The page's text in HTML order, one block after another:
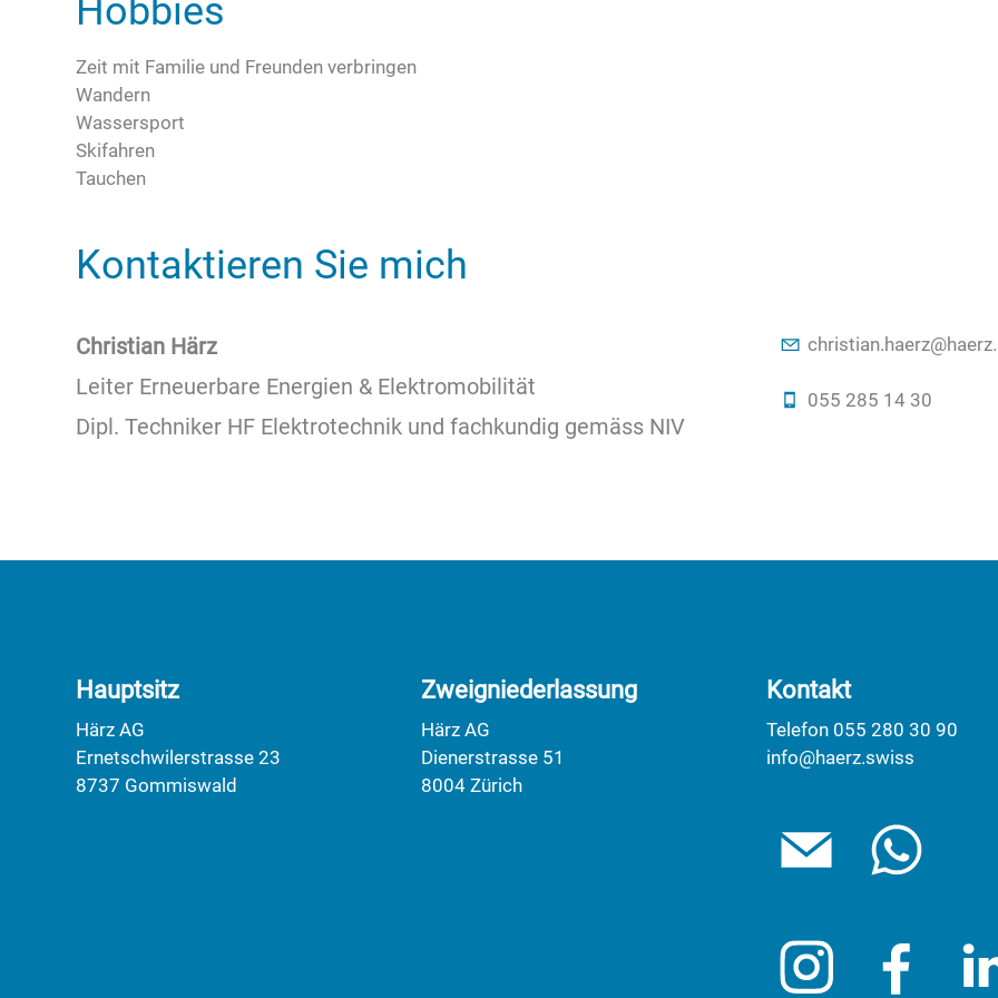
Hobbies
Zeit mit Familie und Freunden verbringen
Wandern
Wassersport
Skifahren
Tauchen
Kontaktieren Sie mich
Christian Härz
Leiter Erneuerbare Energien & Elektromobilität
Dipl. Techniker HF Elektrotechnik und fachkundig gemäss NIV
chr st n h rz h rz
055 285 14 30
Hauptsitz
Härz AG
Ernetschwilerstrasse 23
8737 Gommiswald
Zweigniederlassung
Härz AG
Dienerstrasse 51
8004 Zürich
Kontakt
Telefon 055 280 30 90
info@haerz.swiss